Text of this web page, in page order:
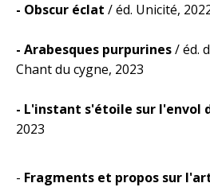
- Obscur éclat / éd. Unicité,
- Arabesques purpurines/ éd.
Chant du cygne, 2023
- L'instant s'étoile sur l'envol
2023
- Fragments et propos sur